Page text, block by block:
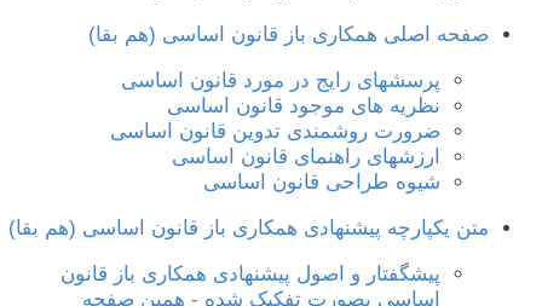
صفحه اصلی همکاری باز قانون اساسی (هم بقا)
پرسشهای رایج در مورد قانون اساسی
نظریه های موجود قانون اساسی
ضرورت روشمندی تدوین قانون اساسی
ارزشهای راهنمای قانون اساسی
شیوه طراحی قانون اساسی
متن یکپارچه پیشنهادی همکاری باز قانون اساسی (هم بقا)
پیشگفتار و اصول پیشنهادی همکاری باز قانون
اساسی بصورت تفکیک شده - همین صفحه